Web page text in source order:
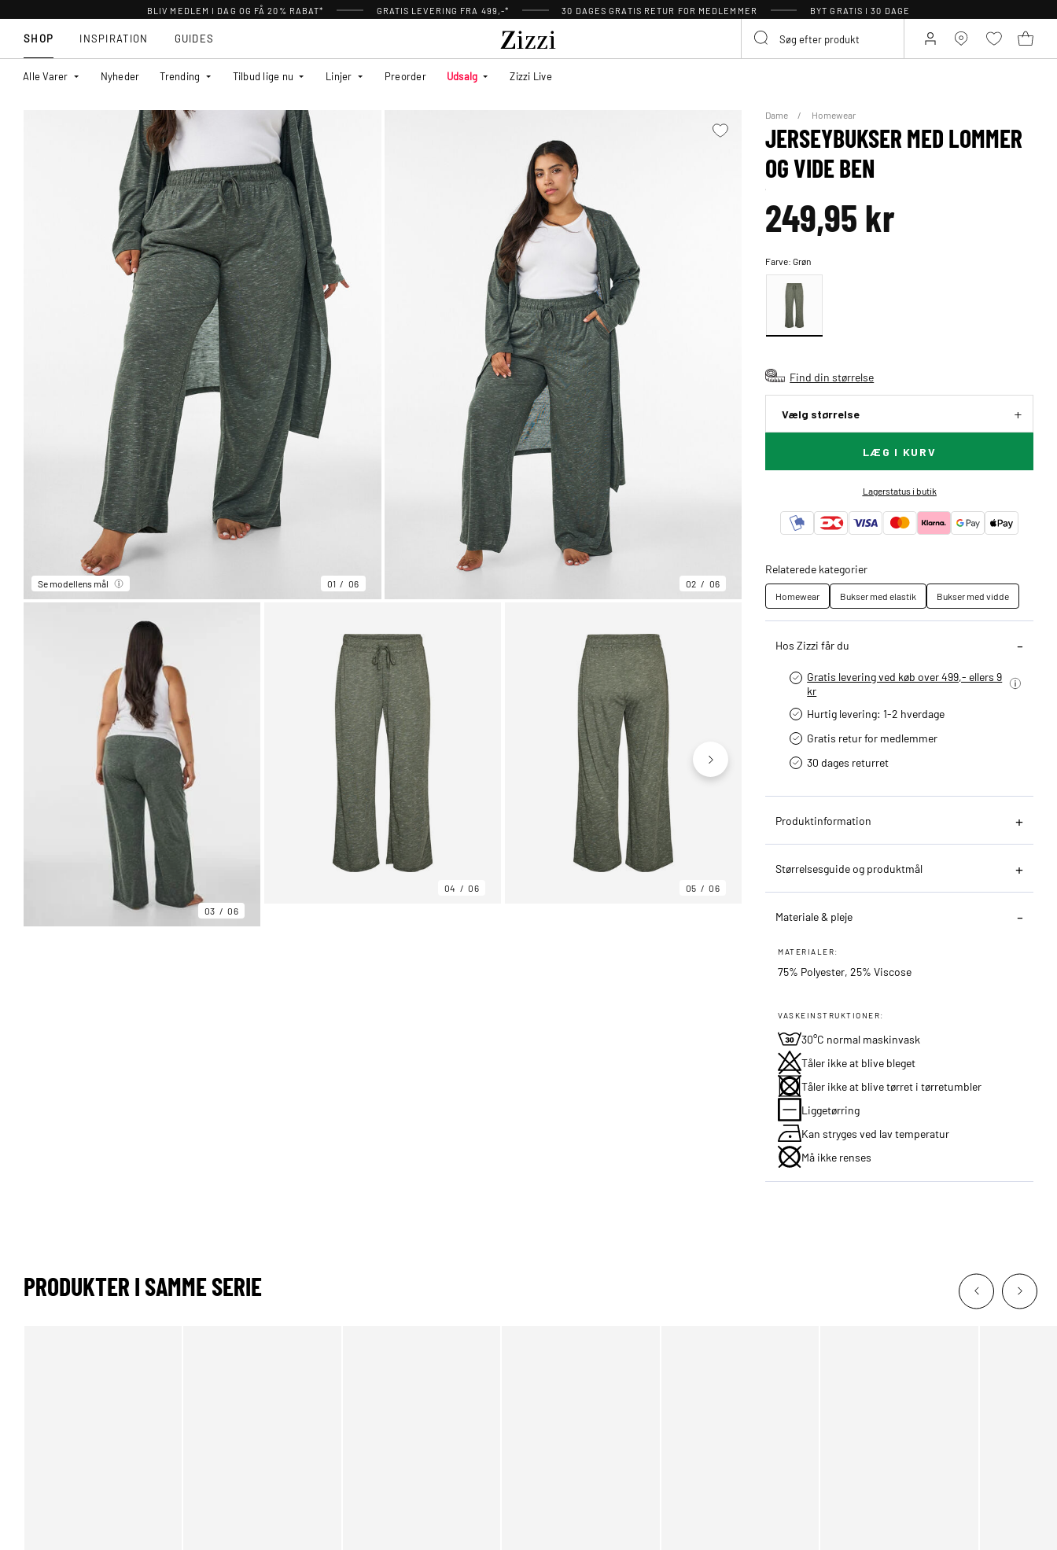
BLIV MEDLEM I DAG OG FÅ 20% RABAT* GRATIS LEVERING FRA 499,-* 30 DAGES GRATIS RETUR FOR MEDLEMMER BYT GRATIS I 30 DAGE
SHOP
Alle Varer Nyheder Trending Tilbud lige nu Linjer Preorder Udsalg Zizzi Live
INSPIRATION GUIDES
Se modellens mål 01 06 02 06
03 06
04 06 05 06
Dame Homewear
JERSEYBUKSER MED LOMMER
OG VIDE BEN
249,95 kr
Farve:Grøn
Find din størrelse
Vælg størrelse
LÆG I KURV
Lagerstatus i butik
Relaterede kategorier
Homewear Bukser med elastik Bukser med vidde
Hos Zizzi får du
Gratis levering ved køb over 499,- ellers 9
kr
Hurtig levering­: 1-2 hverdage
Gratis retur for medlemmer
30 dages returret
Produktinformation
Størrelsesguide og produktmål
Materiale & pleje
MATERIALER:
75% Polyester, 25% Viscose
VASKEINSTRUKTIONER:
30°C normal maskinvask
Tåler ikke at blive bleget
Tåler ikke at blive tørret i tørretumbler
Liggetørring
Kan stryges ved lav temperatur
Må ikke renses
PRODUKTER I SAMME SERIE